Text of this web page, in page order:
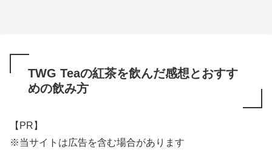
TWG Teaの紅茶を飲んだ感想とおすす
めの飲み方
【PR】
※当サイトは広告を含む場合があります